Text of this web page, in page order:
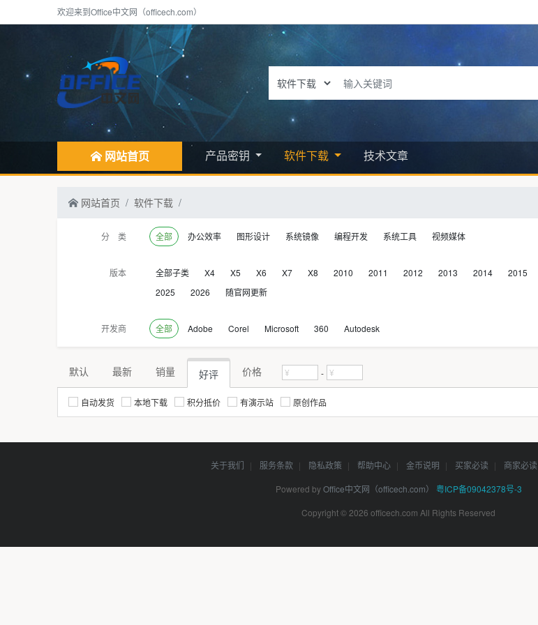
欢迎来到Office中文网（officech.com）
网站首页 产品密钥 软件下载 技术文章
网站首页 软件下载
分 类 全部 办公效率 图形设计 系统镜像 编程开发 系统工具 视频媒体
版本 全部子类 X4 X5 X6 X7 X8 2010 2011 2012 2013 2014 2015
2025
2026 随官网更新
开发商 全部 Adobe Corel Microsoft 360 Autodesk
默认 最新 销量 好评 价格 -
自动发货 本地下载 积分抵价 有演示站 原创作品
关于我们 | 服务条款 | 隐私政策 | 帮助中心 | 金币说明 | 买家必读 | 商家必读
Powered byOffice中文网（officech.com）
粤ICP备09042378号-3
Copyright © 2026 officech.com All Rights Reserved